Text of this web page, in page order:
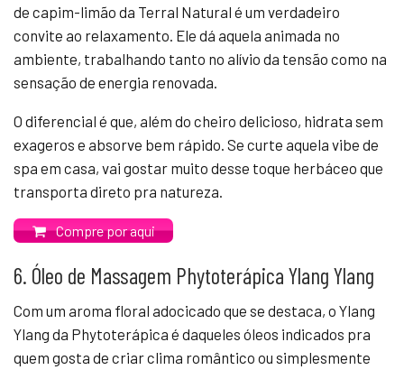
de capim-limão da Terral Natural é um verdadeiro
convite ao relaxamento. Ele dá aquela animada no
ambiente, trabalhando tanto no alívio da tensão como na
sensação de energia renovada.
O diferencial é que, além do cheiro delicioso, hidrata sem
exageros e absorve bem rápido. Se curte aquela vibe de
spa em casa, vai gostar muito desse toque herbáceo que
transporta direto pra natureza.
Compre por aqui
6. Óleo de Massagem Phytoterápica Ylang Ylang
Com um aroma floral adocicado que se destaca, o Ylang
Ylang da Phytoterápica é daqueles óleos indicados pra
quem gosta de criar clima romântico ou simplesmente